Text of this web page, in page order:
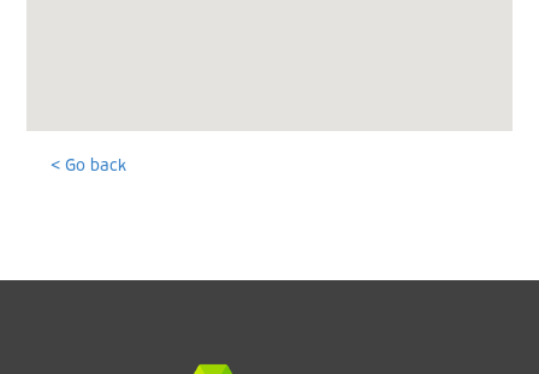
< Go back